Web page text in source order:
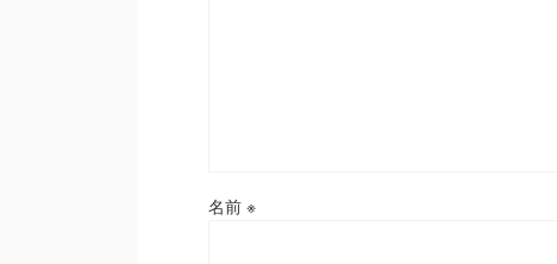
名前 ※